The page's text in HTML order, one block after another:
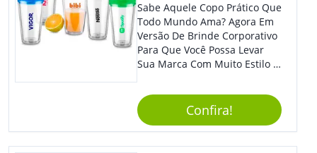
Sabe Aquele Copo Prático Que
Todo Mundo Ama? Agora Em
Versão De Brinde Corporativo
Para Que Você Possa Levar
Sua Marca Com Muito Estilo E
Praticidade À Eventos E Feiras
De Exposição.Confira!